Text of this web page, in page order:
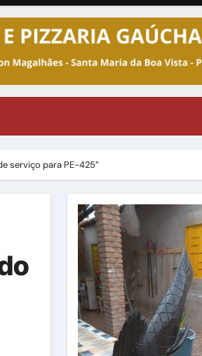
serviço para PE-425”